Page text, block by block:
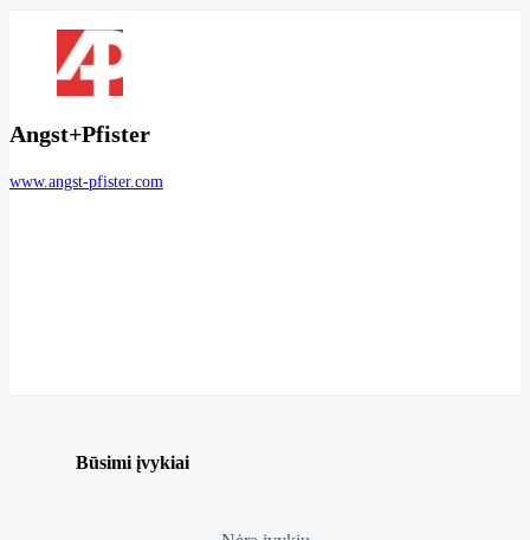
Angst+Pfister
www.angst-pfister.com
Būsimi įvykiai